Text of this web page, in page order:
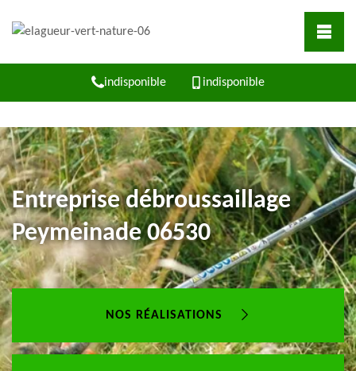
indisponible indisponible
Entreprise débroussaillage
Peymeinade 06530
NOS RÉALISATIONS